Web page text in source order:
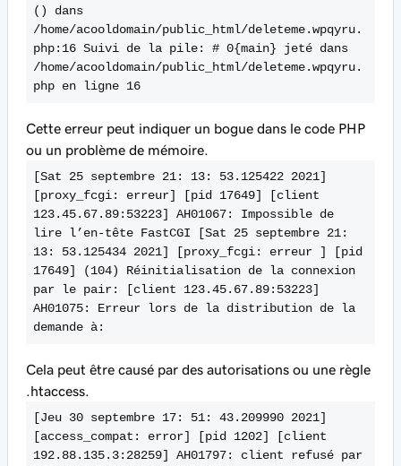
() dans
/home/acooldomain/public_html/deleteme.wpqyru.
php:16 Suivi de la pile: # 0{main} jeté dans
/home/acooldomain/public_html/deleteme.wpqyru.
php en ligne 16
Cette erreur peut indiquer un bogue dans le code PHP
ou un problème de mémoire.
[Sat 25 septembre 21: 13: 53.125422 2021]
[proxy_fcgi: erreur] [pid 17649] [client
123.45.67.89:53223] AH01067: Impossible de
lire l’en-tête FastCGI [Sat 25 septembre 21:
13: 53.125434 2021] [proxy_fcgi: erreur ] [pid
17649] (104) Réinitialisation de la connexion
par le pair: [client 123.45.67.89:53223]
AH01075: Erreur lors de la distribution de la
demande à:
Cela peut être causé par des autorisations ou une règle
.htaccess.
[Jeu 30 septembre 17: 51: 43.209990 2021]
[access_compat: error] [pid 1202] [client
192.88.135.3:28259] AH01797: client refusé par